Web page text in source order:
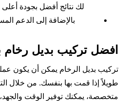
لك نتائج أفضل بجودة
بالإضافة إلى الدعم
افضل تركيب بديل رخام
تركيب بديل الرخام يمكن أن يكون
طويلاً إذا قمت بها بنفسك. من خلال
متخصصة، يمكنك توفير الوقت